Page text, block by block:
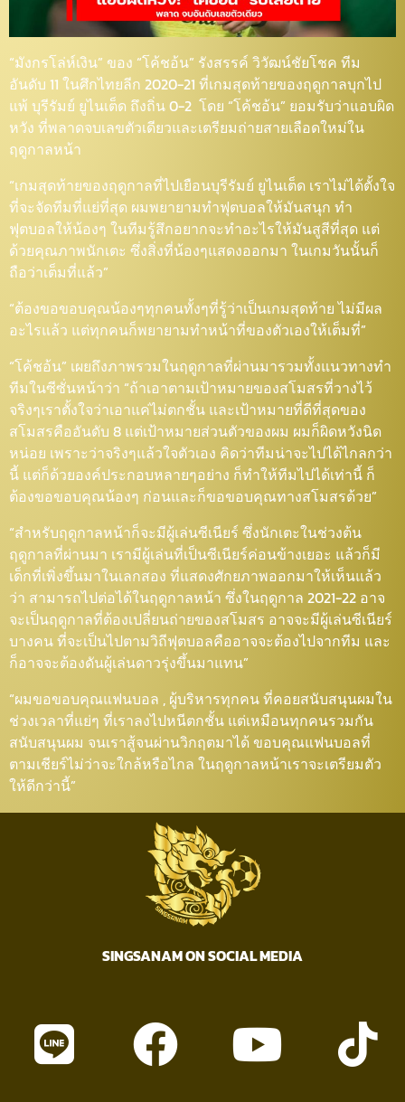
“มังกรโล่ห์เงิน” ของ “โค้ชอ้น” รังสรรค์ วิวัฒน์ชัยโชค ทีม
อันดับ 11 ในศึกไทยลีก 2020-21 ที่เกมสุดท้ายของฤดูกาลบุกไป
แพ้ บุรีรัมย์ ยูไนเต็ด ถึงถิ่น 0-2 โดย “โค้ชอ้น” ยอมรับว่าแอบผิด
หวัง ที่พลาดจบเลขตัวเดียวและเตรียมถ่ายสายเลือดใหม่ใน
ฤดูกาลหน้า
“เกมสุดท้ายของฤดูกาลที่ไปเยือนบุรีรัมย์ ยูไนเต็ด เราไม่ได้ตั้งใจ
ที่จะจัดทีมที่แย่ที่สุด ผมพยายามทำฟุตบอลให้มันสนุก ทำ
ฟุตบอลให้น้องๆ ในทีมรู้สึกอยากจะทำอะไรให้มันสูสีที่สุด แต่
ด้วยคุณภาพนักเตะ ซึ่งสิ่งที่น้องๆแสดงออกมา ในเกมวันนั้นก็
ถือว่าเต็มที่แล้ว”
“ต้องขอขอบคุณน้องๆทุกคนทั้งๆที่รู้ว่าเป็นเกมสุดท้าย ไม่มีผล
อะไรแล้ว แต่ทุกคนก็พยายามทำหน้าที่ของตัวเองให้เต็มที่”
“โค้ชอ้น” เผยถึงภาพรวมในฤดูกาลที่ผ่านมารวมทั้งแนวทางทำ
ทีมในซีซั่นหน้าว่า “ถ้าเอาตามเป้าหมายของสโมสรที่วางไว้
จริงๆเราตั้งใจว่าเอาแค่ไม่ตกชั้น และเป้าหมายที่ดีที่สุดของ
สโมสรคืออันดับ 8 แต่เป้าหมายส่วนตัวของผม ผมก็ผิดหวังนิด
หน่อย เพราะว่าจริงๆแล้วใจตัวเอง คิดว่าทีมน่าจะไปได้ไกลกว่า
นี้ แต่ก็ด้วยองค์ประกอบหลายๆอย่าง ก็ทำให้ทีมไปได้เท่านี้ ก็
ต้องขอขอบคุณน้องๆ ก่อนและก็ขอขอบคุณทางสโมสรด้วย”
“สำหรับฤดูกาลหน้าก็จะมีผู้เล่นซีเนียร์ ซึ่งนักเตะในช่วงต้น
ฤดูกาลที่ผ่านมา เรามีผู้เล่นที่เป็นซีเนียร์ค่อนข้างเยอะ แล้วก็มี
เด็กที่เพิ่งขึ้นมาในเลกสอง ที่แสดงศักยภาพออกมาให้เห็นแล้ว
ว่า สามารถไปต่อได้ในฤดูกาลหน้า ซึ่งในฤดูกาล 2021-22 อาจ
จะเป็นฤดูกาลที่ต้องเปลี่ยนถ่ายของสโมสร อาจจะมีผู้เล่นซีเนียร์
บางคน ที่จะเป็นไปตามวิถีฟุตบอลคืออาจจะต้องไปจากทีม และ
ก็อาจจะต้องดันผู้เล่นดาวรุ่งขึ้นมาแทน”
“ผมขอขอบคุณแฟนบอล , ผู้บริหารทุกคน ที่คอยสนับสนุนผมใน
ช่วงเวลาที่แย่ๆ ที่เราลงไปหนีตกชั้น แต่เหมือนทุกคนรวมกัน
สนับสนุนผม จนเราสู้จนผ่านวิกฤตมาได้ ขอบคุณแฟนบอลที่
ตามเชียร์ไม่ว่าจะใกล้หรือไกล ในฤดูกาลหน้าเราจะเตรียมตัว
ให้ดีกว่านี้”
SINGSANAM ON SOCIAL MEDIA